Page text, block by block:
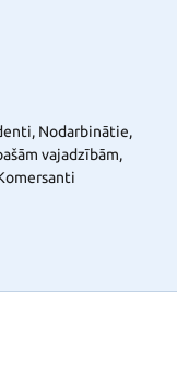
Nodarbinātie,
vajadzībām,